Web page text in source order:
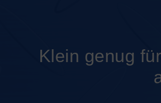
Klein genug